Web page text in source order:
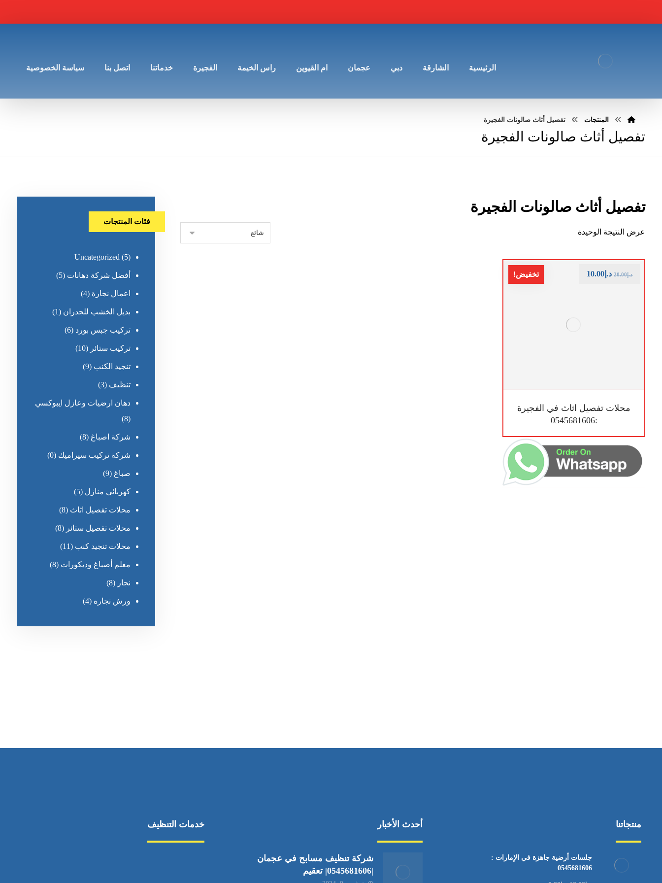
الرئيسية الشارقة دبي عجمان ام القيوين راس الخيمة الفجيرة خدماتنا اتصل بنا سياسة الخصوصية
المنتجات تفصيل أثاث صالونات الفجيرة
تفصيل أثاث صالونات الفجيرة
تفصيل أثاث صالونات الفجيرة
عرض النتيجة الوحيدة
تخفيض!
محلات تفصيل اثاث في الفجيرة
:0545681606
د.إ20.00 د.إ 10.00
فئات المنتجات
Uncategorized (5)
أفضل شركة دهانات (5)
اعمال نجارة (4)
بديل الخشب للجدران (1)
تركيب جبس بورد (6)
تركيب ستائر (10)
تنجيد الكنب (9)
تنظيف (3)
دهان ارضيات وعازل ايبوكسي
(8)
شركة اصباغ (8)
شركة تركيب سيراميك (0)
صباغ (9)
كهربائي منازل (5)
محلات تفصيل اثاث (8)
محلات تفصيل ستائر (8)
محلات تنجيد كنب (11)
معلم أصباغ وديكورات (8)
نجار (8)
ورش نجاره (4)
منتجاتنا
جلسات أرضية جاهزة في الإمارات :
0545681606
أحدث الأخبار
شركة تنظيف مسابح في عجمان
|0545681606| تعقيم
خدمات التنظيف